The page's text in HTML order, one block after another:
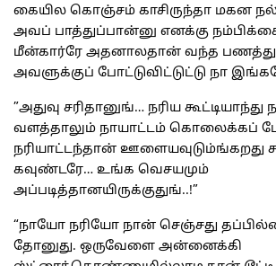
கையில கொஞ்சம் காசிருந்தா மகன
அவப் பாத்துப்பான்னு எனக்கு
மீன்கார்ரே அதனாலதான் வந்த
அவளுக்குப் போட்டுவிட்டுட்டு நா
”அதுவு சரிதானுங்… நரிய கூட்டியாந்து
வளத்தாலும் நாயாட்டம் கொலைக்கப்
நரியாட்டந்தான் ஊளையவுடும்ங்கறது
கவுண்டரே… உங்க வெசயமும்
அப்படித்தானயிருக்குதுங்..!”
“நாயோ நரியோ நான் செஞ்சது
தோனுது. ஒருவேளை அன்னைக்கி